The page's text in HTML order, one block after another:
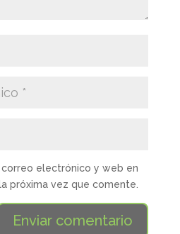
correo electrónico y web en
próxima vez que comente.